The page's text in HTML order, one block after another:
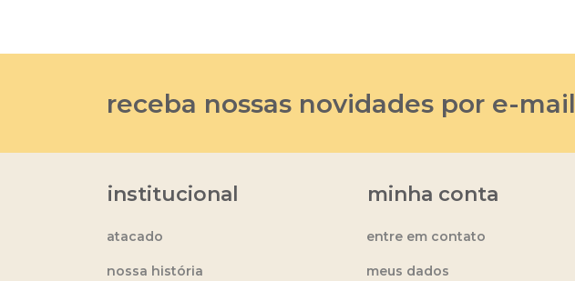
receba nossas novidades por e-mail
institucional
atacado
nossa história
minha conta
entre em contato
meus dados